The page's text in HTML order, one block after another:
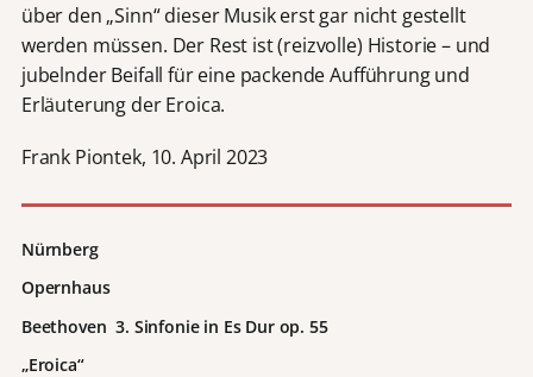
über den „Sinn“ dieser Musik erst gar nicht gestellt
werden müssen. Der Rest ist (reizvolle) Historie – und
jubelnder Beifall für eine packende Aufführung und
Erläuterung der Eroica.
Frank Piontek, 10. April 2023
Nürnberg
Opernhaus
Beethoven 3. Sinfonie in Es Dur op. 55
„Eroica“